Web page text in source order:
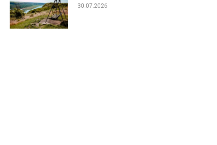
30.07.2026